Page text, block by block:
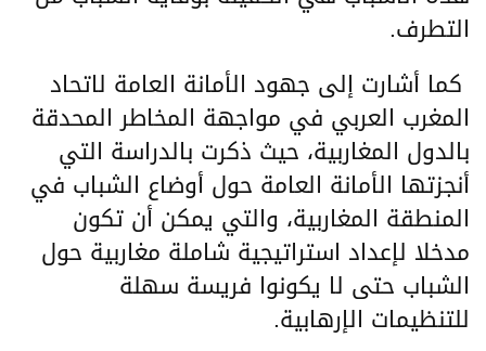
التطرف.
كما أشارت إلى جهود الأمانة العامة لاتحاد
المغرب العربي في مواجهة المخاطر المحدقة
بالدول المغاربية، حيث ذكرت بالدراسة التي
أنجزتها الأمانة العامة حول أوضاع الشباب في
المنطقة المغاربية، والتي يمكن أن تكون
مدخلا لإعداد استراتيجية شاملة مغاربية حول
الشباب حتى لا يكونوا فريسة سهلة
للتنظيمات الإرهابية.